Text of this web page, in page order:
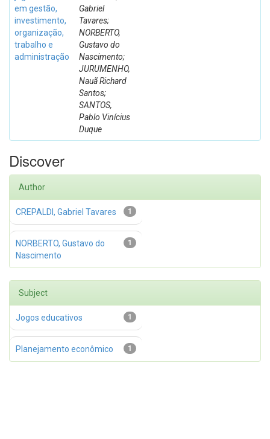
em gestão,
investimento,
organização,
trabalho e
administração
Gabriel
Tavares;
NORBERTO,
Gustavo do
Nascimento;
JURUMENHO,
Nauã Richard
Santos;
SANTOS,
Pablo Vinícius
Duque
Discover
Author
1
CREPALDI, Gabriel Tavares
1
NORBERTO, Gustavo do
Nascimento
Subject
1
Jogos educativos
1
Planejamento econômico